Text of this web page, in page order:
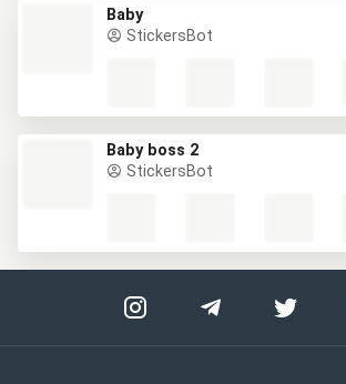
Baby
StickersBot
Baby boss 2
StickersBot